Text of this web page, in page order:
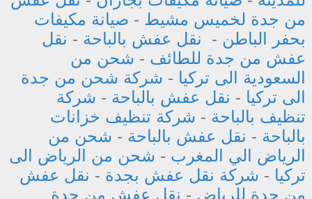
من جدة لخميس مشيط - صيانة مكيفات
بحفر الباطن - نقل عفش بالباحة - نقل
عفش من جدة للطائف - شحن من
السعودية الى تركيا - شركة شحن من جدة
الى تركيا - نقل عفش بالباحة - شركة
تنظيف بالباحة - شركة تنظيف خزانات
بالباحة - نقل عفش بالباحة - شحن من
الرياض الي المغرب - شحن من الرياض الى
تركيا - شركة نقل عفش بجدة - نقل عفش
من جدة للرياض - نقل عفش من جدة